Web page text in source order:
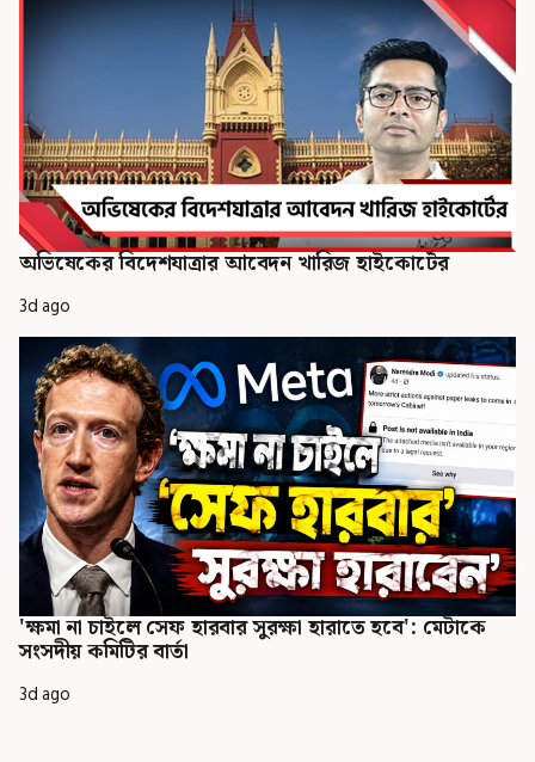
অভিষেকের বিদেশযাত্রার আবেদন খারিজ হাইকোর্টের
3d ago
'ক্ষমা না চাইলে সেফ হারবার সুরক্ষা হারাতে হবে': মেটাকে
সংসদীয় কমিটির বার্তা
3d ago